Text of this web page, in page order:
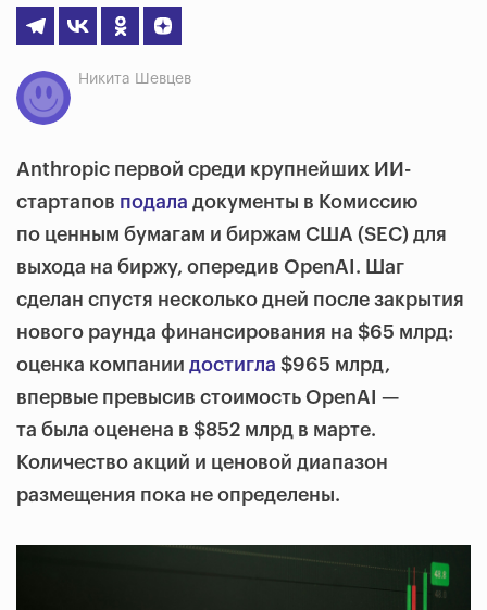
Никита Шевцев
Anthropic первой среди крупнейших ИИ-
стартапов подала документы в Комиссию
по ценным бумагам и биржам США (SEC) для
выхода на биржу, опередив OpenAI. Шаг
сделан спустя несколько дней после закрытия
нового раунда финансирования на $65 млрд:
оценка компании достигла $965 млрд,
впервые превысив стоимость OpenAI —
та была оценена в $852 млрд в марте.
Количество акций и ценовой диапазон
размещения пока не определены.